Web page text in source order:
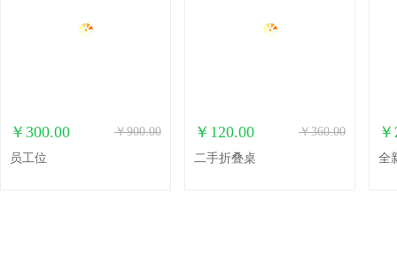
￥300.00
￥900.00
员工位
￥120.00
￥360.00
二手折叠桌
全